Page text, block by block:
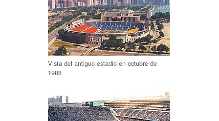
Vista del antiguo estadio en octubre de
1988